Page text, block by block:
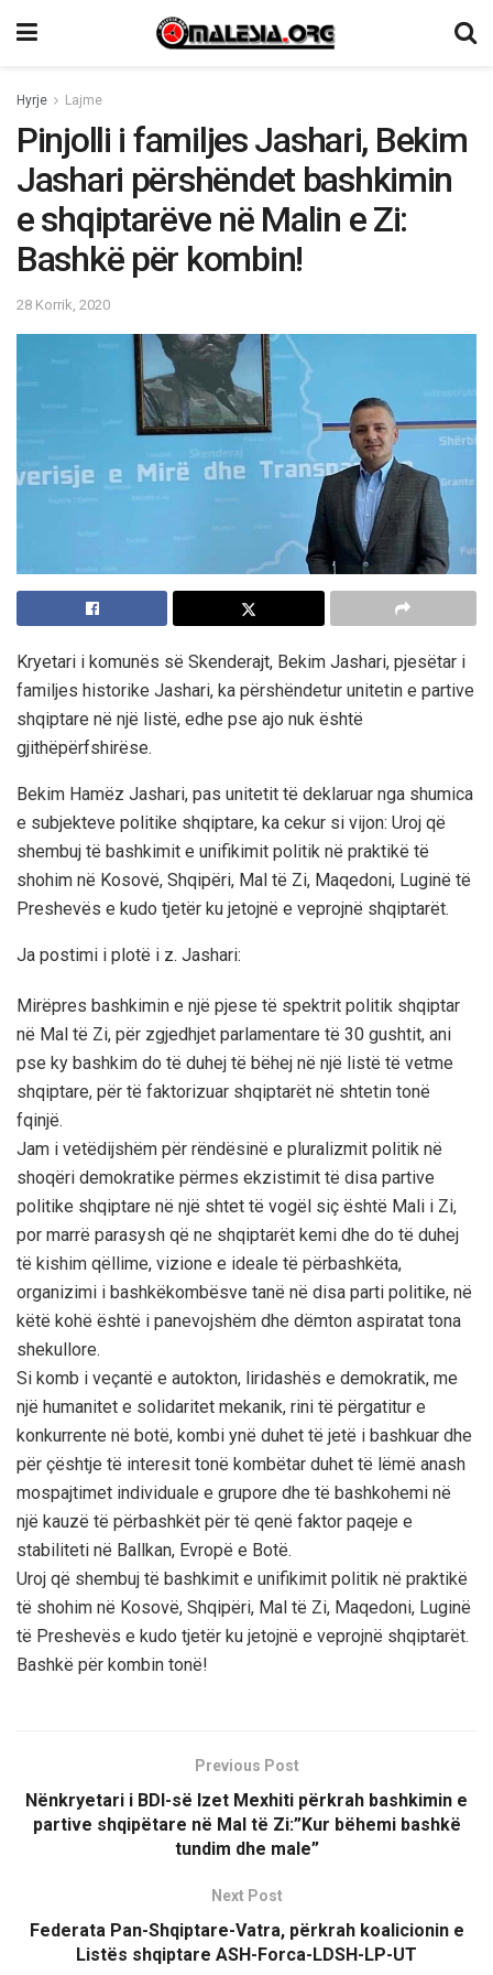
Hyrje Lajme
Pinjolli i familjes Jashari, Bekim
Jashari përshëndet bashkimin
e shqiptarëve në Malin e Zi:
Bashkë për kombin!
28 Korrik, 2020
Kryetari i komunës së Skenderajt, Bekim Jashari, pjesëtar i
familjes historike Jashari, ka përshëndetur unitetin e partive
shqiptare në një listë, edhe pse ajo nuk është
gjithëpërfshirëse.
Bekim Hamëz Jashari, pas unitetit të deklaruar nga shumica
e subjekteve politike shqiptare, ka cekur si vijon: Uroj që
shembuj të bashkimit e unifikimit politik në praktikë të
shohim në Kosovë, Shqipëri, Mal të Zi, Maqedoni, Luginë të
Preshevës e kudo tjetër ku jetojnë e veprojnë shqiptarët.
Ja postimi i plotë i z. Jashari:
Mirëpres bashkimin e një pjese të spektrit politik shqiptar
në Mal të Zi, për zgjedhjet parlamentare të 30 gushtit, ani
pse ky bashkim do të duhej të bëhej në një listë të vetme
shqiptare, për të faktorizuar shqiptarët në shtetin tonë
fqinjë.
Jam i vetëdijshëm për rëndësinë e pluralizmit politik në
shoqëri demokratike përmes ekzistimit të disa partive
politike shqiptare në një shtet të vogël siç është Mali i Zi,
por marrë parasysh që ne shqiptarët kemi dhe do të duhej
të kishim qëllime, vizione e ideale të përbashkëta,
organizimi i bashkëkombësve tanë në disa parti politike, në
këtë kohë është i panevojshëm dhe dëmton aspiratat tona
shekullore.
Si komb i veçantë e autokton, liridashës e demokratik, me
një humanitet e solidaritet mekanik, rini të përgatitur e
konkurrente në botë, kombi ynë duhet të jetë i bashkuar dhe
për çështje të interesit tonë kombëtar duhet të lëmë anash
mospajtimet individuale e grupore dhe të bashkohemi në
një kauzë të përbashkët për të qenë faktor paqeje e
stabiliteti në Ballkan, Evropë e Botë.
Uroj që shembuj të bashkimit e unifikimit politik në praktikë
të shohim në Kosovë, Shqipëri, Mal të Zi, Maqedoni, Luginë
të Preshevës e kudo tjetër ku jetojnë e veprojnë shqiptarët.
Bashkë për kombin tonë!
Previous Post
Nënkryetari i BDI-së Izet Mexhiti përkrah bashkimin e
partive shqipëtare në Mal të Zi:”Kur bëhemi bashkë
tundim dhe male”
Next Post
Federata Pan-Shqiptare-Vatra, përkrah koalicionin e
Listës shqiptare ASH-Forca-LDSH-LP-UT